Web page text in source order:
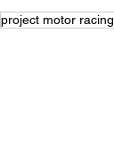
project motor racing